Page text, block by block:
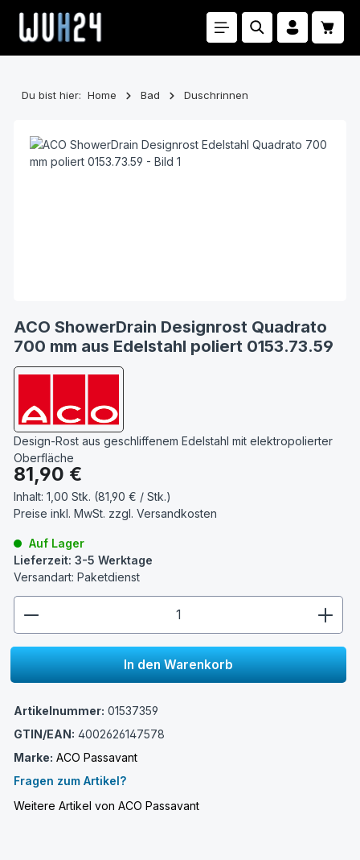
Zum Hauptinhalt springen
Du bist hier: Home Bad Duschrinnen
ACO ShowerDrain Designrost Quadrato
700 mm aus Edelstahl poliert 0153.73.59
Design-Rost aus geschliffenem Edelstahl mit elektropolierter
Oberfläche
Regulärer Preis:
81,90 €
Inhalt: 1,00 Stk. (81,90 € / Stk.)
Preise inkl. MwSt. zzgl. Versandkosten
Auf Lager
Lieferzeit: 3-5 Werktage
Versandart: Paketdienst
In den Warenkorb
Artikelnummer: 01537359
GTIN/EAN: 4002626147578
Marke: ACO Passavant
Fragen zum Artikel?
Weitere Artikel von ACO Passavant